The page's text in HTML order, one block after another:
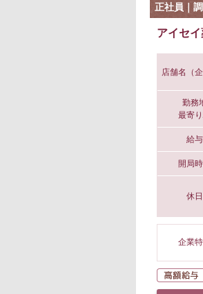
正社員｜
アイセ
店舗名（企
勤務
最寄
給与
開局
休日
企業